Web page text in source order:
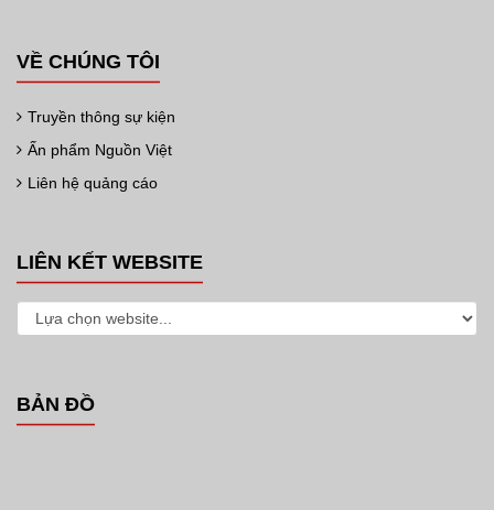
VỀ CHÚNG TÔI
Truyền thông sự kiện
Ấn phẩm Nguồn Việt
Liên hệ quảng cáo
LIÊN KẾT WEBSITE
BẢN ĐỒ